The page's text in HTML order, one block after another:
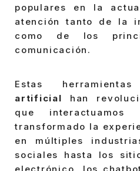
populares en la
atención tanto de la
como de los
comunicación.
Estas
artificial han
que
transformado la
en múltiples
sociales hasta los